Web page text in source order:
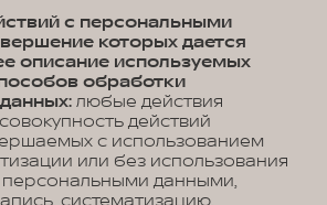
с персональными
которых дается
описание используемых
обработки
любые действия
действий
с использованием
или без использования
персональными данными,